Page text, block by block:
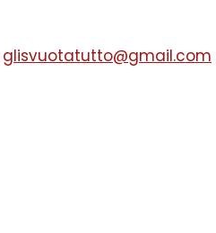
glisvuotatutto@gmail.com